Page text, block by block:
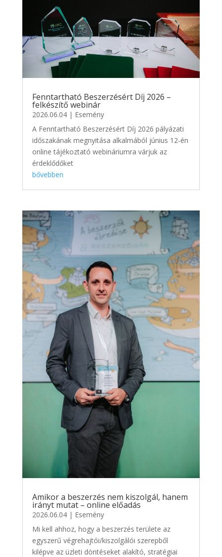
Fenntartható Beszerzésért Díj 2026 –
felkészítő webinár
2026.06.04| Esemény
A Fenntartható Beszerzésért Díj 2026 pályázati
időszakának megnyitása alkalmából június 12-én
online tájékoztató webináriumra várjuk az
érdeklődőket
bővebben
Amikor a beszerzés nem kiszolgál, hanem
irányt mutat – online előadás
2026.06.04| Esemény
Mi kell ahhoz, hogy a beszerzés területe az
egyszerű végrehajtói/kiszolgálói szerepből
kilépve az üzleti döntéseket alakító, stratégiai